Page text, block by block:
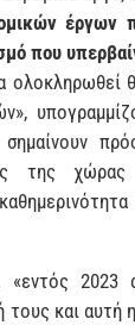
έργων
που
ολοκληρωθεί
της χώρας
«εντός 2023
τους και